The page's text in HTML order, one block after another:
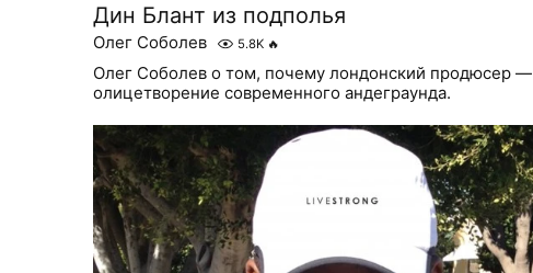
Дин Блант из подполья
Олег Соболев 5.8K 🔥
Олег Соболев о том, почему лондонский продюсер —
олицетворение современного андеграунда.